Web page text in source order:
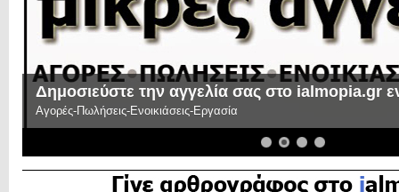
Γίνε αρθρογράφος στο ialmopia.gr!
Μπορείς κι εσύ με τα άρθρα σου να συμμετέχεις στην παρέα μας και
διαβάσουν τις σκέψεις σου ή τους προβληματισμούς σου